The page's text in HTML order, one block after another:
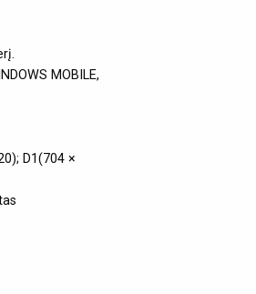
MOBILE,
D1(704 ×